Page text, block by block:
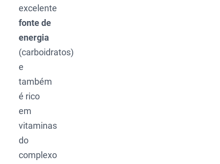
excelente
fonte de
energia
(carboidratos)
e
também
é rico
em
vitaminas
do
complexo